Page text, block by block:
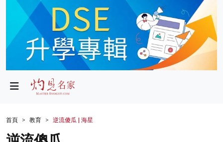
政局
財經
生活
首頁 教育 逆流傻瓜 | 海星